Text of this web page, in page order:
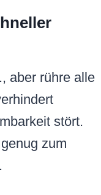
aber rühre alle
stört.
zum